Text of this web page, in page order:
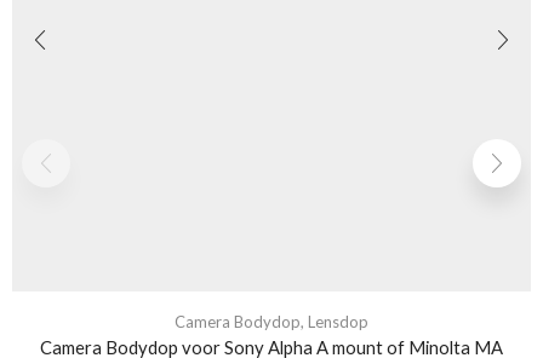
Camera Bodydop, Lensdop
Camera Bodydop voor Sony Alpha A mount of Minolta MA